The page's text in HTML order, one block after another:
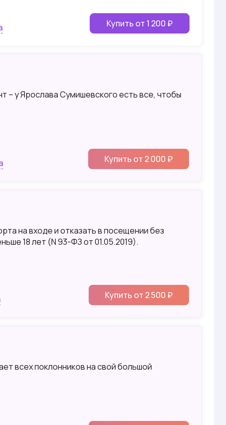
Купить от 1 200 ₽
– у Ярослава Сумишевского есть все, чтобы
Купить от 2 000 ₽
на входе и отказать в посещении без
18 лет (N 93-ФЗ от 01.05.2019).
Купить от 2 500 ₽
всех поклонников на свой большой